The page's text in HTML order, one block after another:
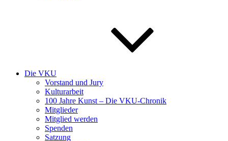
Die VKU
Vorstand und Jury
Kulturarbeit
100 Jahre Kunst – Die VKU-Chronik
Mitglieder
Mitglied werden
Spenden
Satzung